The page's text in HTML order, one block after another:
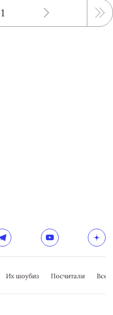
1
Их шоубиз Посчитали